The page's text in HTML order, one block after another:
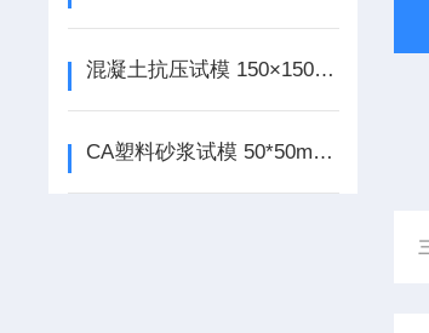
混凝土抗压试模 150×150×550（加厚）产品介绍
CA塑料砂浆试模 50*50mm 产品介绍